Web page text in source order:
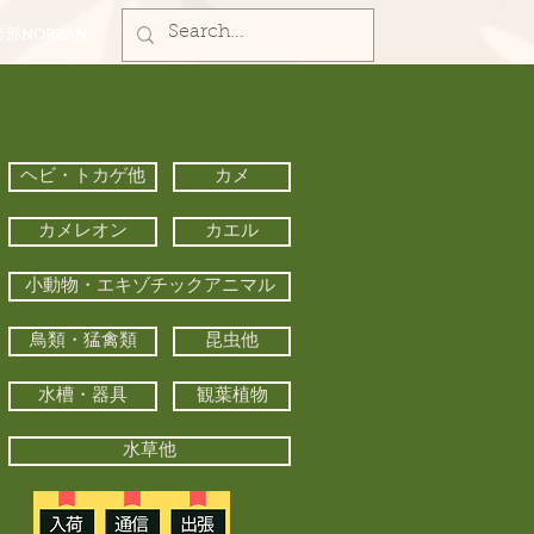
ヘビ・トカゲ他 カメ
カメレオン カエル
小動物・エキゾチックアニマル
鳥類・猛禽類 昆虫他
水槽・器具 観葉植物
水草他